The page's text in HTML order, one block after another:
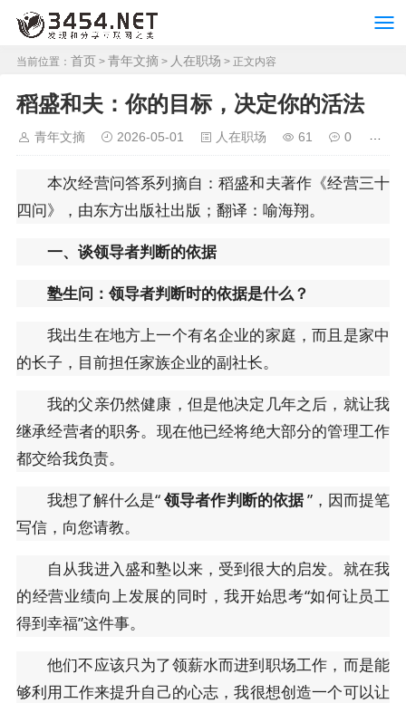
当前位置： 首页 > 青年文摘 > 人在职场 > 正文内容
稻盛和夫：你的目标，决定你的活法
青年文摘 2026-05-01 人在职场 61 0
本次经营问答系列摘自：稻盛和夫著作《经营三十
四问》，由东方出版社出版；翻译：喻海翔。
一、谈领导者判断的依据
塾生问：领导者判断时的依据是什么？
我出生在地方上一个有名企业的家庭，而且是家中
的长子，目前担任家族企业的副社长。
我的父亲仍然健康，但是他决定几年之后，就让我
继承经营者的职务。现在他已经将绝大部分的管理工作
都交给我负责。
我想了解什么是“领导者作判断的依据”，因而提笔
写信，向您请教。
自从我进入盛和塾以来，受到很大的启发。就在我
的经营业绩向上发展的同时，我开始思考“如何让员工
得到幸福”这件事。
他们不应该只为了领薪水而进到职场工作，而是能
够利用工作来提升自己的心志，我很想创造一个可以让